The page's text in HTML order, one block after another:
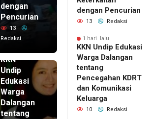
dengan
Pencurian
13
Redaksi
KKN
Undip
Edukasi
Warga
Dalangan
tentang
dengan Pencurian
13 Redaksi
1 hari lalu
KKN Undip Edukasi
Warga Dalangan
tentang
Pencegahan KDRT
dan Komunikasi
Keluarga
10 Redaksi